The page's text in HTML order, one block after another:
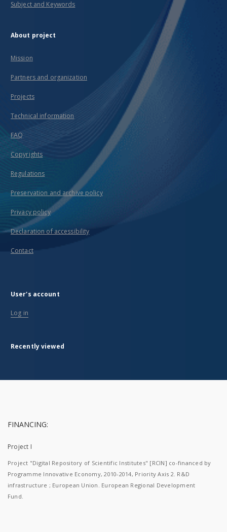
Subject and Keywords
About project
Mission
Partners and organization
Projects
Technical information
FAQ
Copyrights
Regulations
Preservation and archive policy
Privacy policy
Declaration of accessibility
Contact
User's account
Log in
Recently viewed
FINANCING:
Project I
Project "Digital Repository of Scientific Institutes" [RCIN] co-financed by
Programme Innovative Economy, 2010-2014, Priority Axis 2. R&D
infrastructure ; European Union. European Regional Development
Fund.